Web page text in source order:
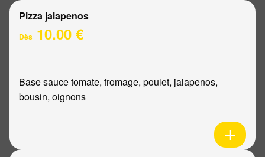
Pizza jalapenos
Dès 10.00 €
Base sauce tomate, fromage, poulet, jalapenos,
bousin, oignons